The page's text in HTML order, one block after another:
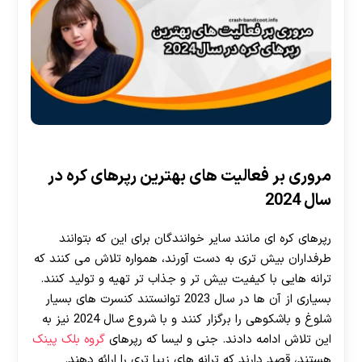
مروری بر فعالیت های بهترین رپرهای کره در
سال 2024
رپرهای کره ای مانند سایر خوانندگان برای این که بتوانند
طرفداران بیش تری به دست آورند، همواره تلاش می کنند که
ترانه هایی با کیفیت بیش تر و جذاب تر تهیه و تولید کنند.
بسیاری از آن ها در سال 2023 توانستند کنسرت های بسیار
شلوغ و باشکوهی را برگزار کنند و با شروع سال 2024 نیز به
این تلاش ادامه دادند. جنی و لیسا که رپرهای گروه بلک پینک